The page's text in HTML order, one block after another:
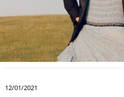
12/01/2021